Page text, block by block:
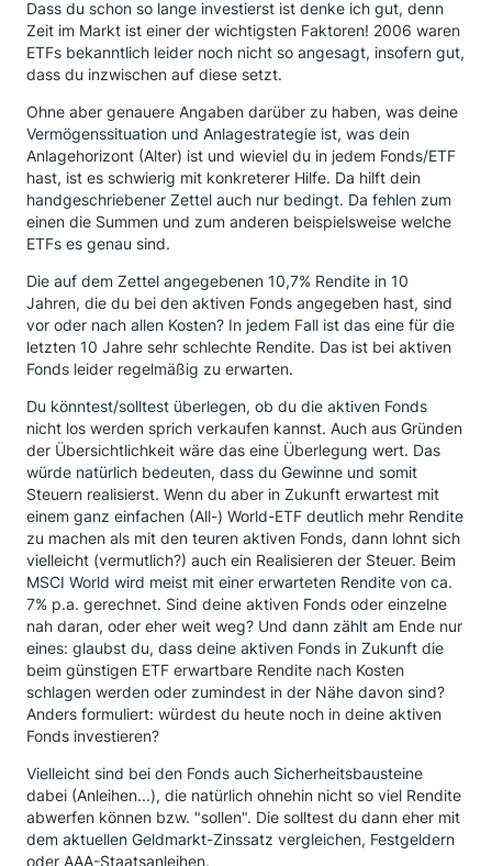
Dass du schon so lange investierst ist denke ich gut, denn
Zeit im Markt ist einer der wichtigsten Faktoren! 2006 waren
ETFs bekanntlich leider noch nicht so angesagt, insofern gut,
dass du inzwischen auf diese setzt.
Ohne aber genauere Angaben darüber zu haben, was deine
Vermögenssituation und Anlagestrategie ist, was dein
Anlagehorizont (Alter) ist und wieviel du in jedem Fonds/ETF
hast, ist es schwierig mit konkreterer Hilfe. Da hilft dein
handgeschriebener Zettel auch nur bedingt. Da fehlen zum
einen die Summen und zum anderen beispielsweise welche
ETFs es genau sind.
Die auf dem Zettel angegebenen 10,7% Rendite in 10
Jahren, die du bei den aktiven Fonds angegeben hast, sind
vor oder nach allen Kosten? In jedem Fall ist das eine für die
letzten 10 Jahre sehr schlechte Rendite. Das ist bei aktiven
Fonds leider regelmäßig zu erwarten.
Du könntest/solltest überlegen, ob du die aktiven Fonds
nicht los werden sprich verkaufen kannst. Auch aus Gründen
der Übersichtlichkeit wäre das eine Überlegung wert. Das
würde natürlich bedeuten, dass du Gewinne und somit
Steuern realisierst. Wenn du aber in Zukunft erwartest mit
einem ganz einfachen (All-) World-ETF deutlich mehr Rendite
zu machen als mit den teuren aktiven Fonds, dann lohnt sich
vielleicht (vermutlich?) auch ein Realisieren der Steuer. Beim
MSCI World wird meist mit einer erwarteten Rendite von ca.
7% p.a. gerechnet. Sind deine aktiven Fonds oder einzelne
nah daran, oder eher weit weg? Und dann zählt am Ende nur
eines: glaubst du, dass deine aktiven Fonds in Zukunft die
beim günstigen ETF erwartbare Rendite nach Kosten
schlagen werden oder zumindest in der Nähe davon sind?
Anders formuliert: würdest du heute noch in deine aktiven
Fonds investieren?
Vielleicht sind bei den Fonds auch Sicherheitsbausteine
dabei (Anleihen...), die natürlich ohnehin nicht so viel Rendite
abwerfen können bzw. "sollen". Die solltest du dann eher mit
dem aktuellen Geldmarkt-Zinssatz vergleichen, Festgeldern
oder AAA-Staatsanleihen.